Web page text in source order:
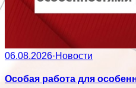
06.08.2026·Новости
Особая работа для